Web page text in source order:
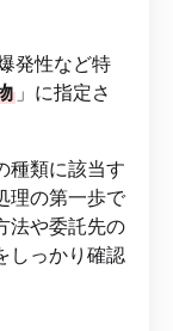
発性など特
」に指定さ
種類に該当す
理の第一歩で
法や委託先の
しっかり確認